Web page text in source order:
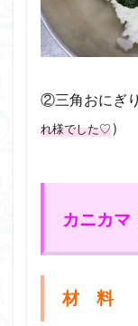
②三角おにぎ
れ様でした♡ ）
カニカ
材 料